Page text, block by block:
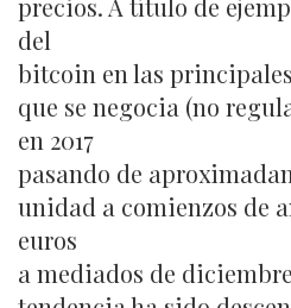
precios. A título de
del
bitcoin en las
que se negocia (no
en 2017
pasando de
unidad a comienzos de
euros
a mediados de